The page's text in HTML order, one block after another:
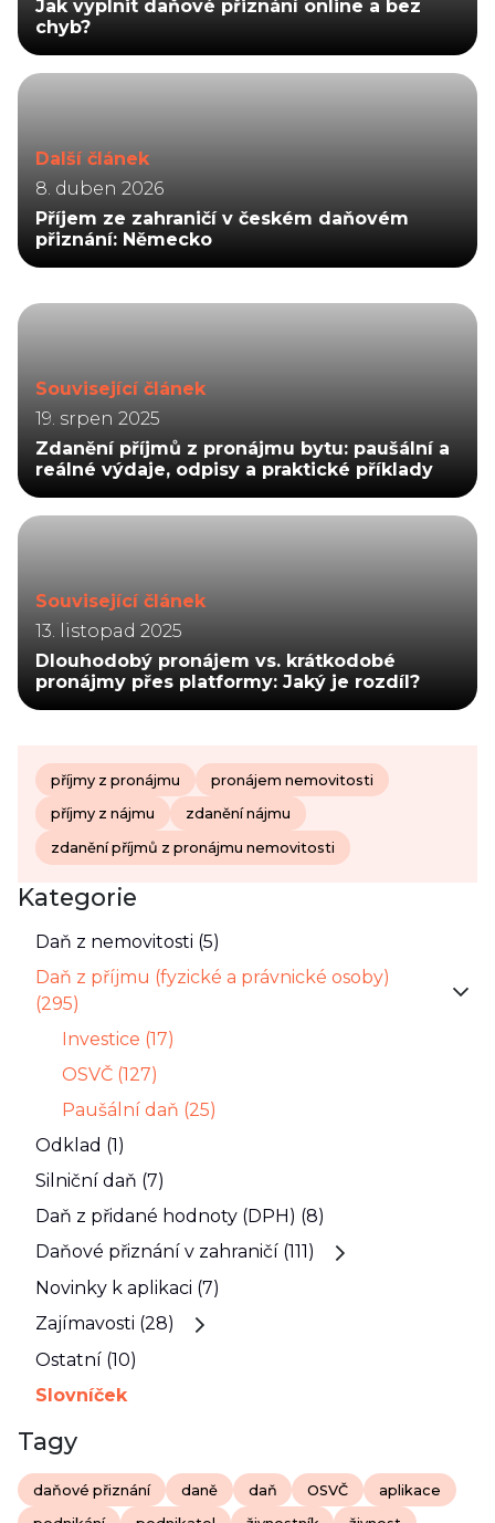
Jak vyplnit daňové přiznání online a bez
chyb?
Další článek
8. duben 2026
Příjem ze zahraničí v českém daňovém
přiznání: Německo
Související článek
19. srpen 2025
Zdanění příjmů z pronájmu bytu: paušální a
reálné výdaje, odpisy a praktické příklady
Související článek
13. listopad 2025
Dlouhodobý pronájem vs. krátkodobé
pronájmy přes platformy: Jaký je rozdíl?
příjmy z pronájmu pronájem nemovitosti
příjmy z nájmu zdanění nájmu
zdanění příjmů z pronájmu nemovitosti
Kategorie
Daň z nemovitosti (5)
Daň z příjmu (fyzické a právnické osoby)
(295)
Investice (17)
OSVČ (127)
Paušální daň (25)
Odklad (1)
Silniční daň (7)
Daň z přidané hodnoty (DPH) (8)
Daňové přiznání v zahraničí (111)
Novinky k aplikaci (7)
Zajímavosti (28)
Ostatní (10)
Slovníček
Tagy
daňové přiznání daně daň OSVČ aplikace